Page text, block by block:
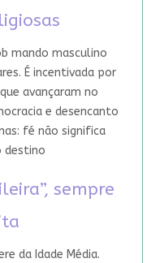
mando masculino
É incentivada por
avançaram no
e desencanto
fé não significa
destino
sempre
da Idade Média.